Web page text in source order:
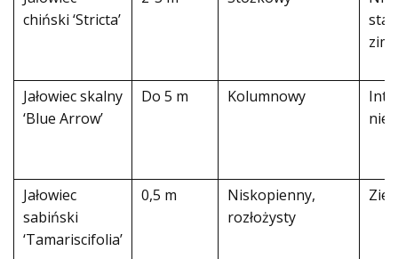
chiński ‘Stricta’
Jałowiec skalny
‘Blue Arrow’
Do 5 m Kolumnowy
Jałowiec
sabiński
‘Tamariscifolia’
0,5 m
Niskopienny,
rozłożysty